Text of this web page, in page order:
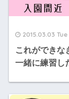
2015.03.03 Tue
これができな
一緒に練習し